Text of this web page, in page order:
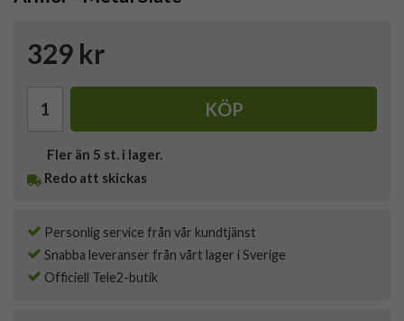
329 kr
KÖP
Fler än 5 st. i lager.
Redo att skickas
Personlig service från vår kundtjänst
Snabba leveranser från vårt lager i Sverige
Officiell Tele2-butik